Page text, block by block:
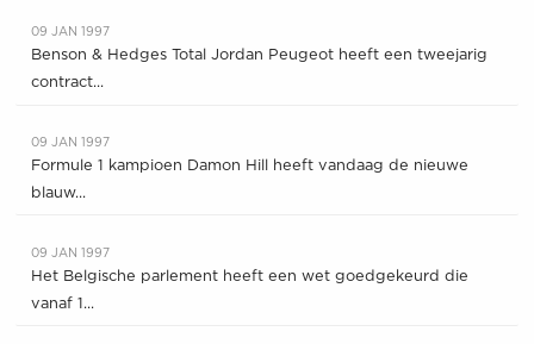
09 JAN 1997
Benson & Hedges Total Jordan Peugeot heeft een tweejarig
contract...
09 JAN 1997
Formule 1 kampioen Damon Hill heeft vandaag de nieuwe
blauw...
09 JAN 1997
Het Belgische parlement heeft een wet goedgekeurd die
vanaf 1...